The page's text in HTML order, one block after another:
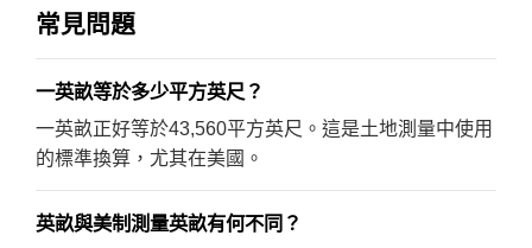
常見問題
一英畝等於多少平方英尺？
一英畝正好等於43,560平方英尺。這是土地測量中使用
的標準換算，尤其在美國。
英畝與美制測量英畝有何不同？